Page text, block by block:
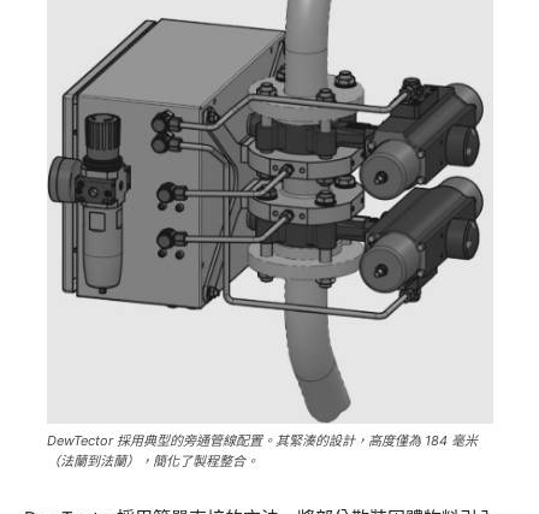
DewTector 採用典型的旁通管線配置。其緊湊的設計，高度僅為 184 毫米
（法蘭到法蘭），簡化了製程整合。